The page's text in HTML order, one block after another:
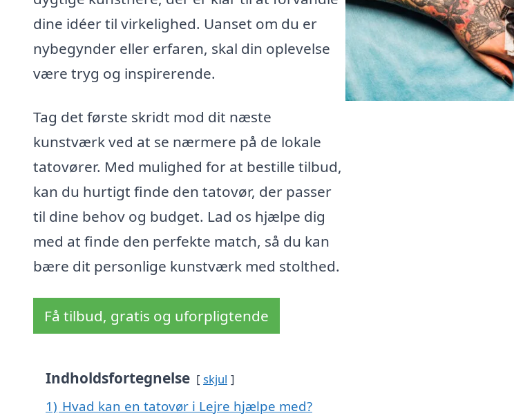
dine idéer til virkelighed. Uanset om du er
nybegynder eller erfaren, skal din oplevelse
være tryg og inspirerende.
Tag det første skridt mod dit næste
kunstværk ved at se nærmere på de lokale
tatovører. Med mulighed for at bestille tilbud,
kan du hurtigt finde den tatovør, der passer
til dine behov og budget. Lad os hjælpe dig
med at finde den perfekte match, så du kan
bære dit personlige kunstværk med stolthed.
Få tilbud, gratis og uforpligtende
Indholdsfortegnelse skjul
1) Hvad kan en tatovør i Lejre hjælpe med?